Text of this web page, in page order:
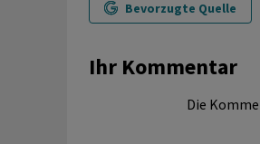
Bevorzugte Quelle
Ihr Kommentar
Die